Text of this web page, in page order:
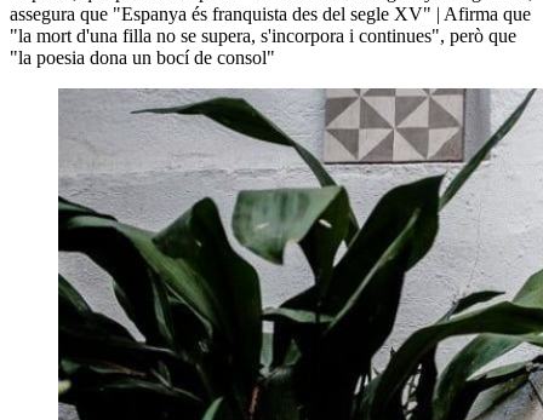
assegura que "Espanya és franquista des del segle XV" | Afirma que
"la mort d'una filla no se supera, s'incorpora i continues", però que
"la poesia dona un bocí de consol"